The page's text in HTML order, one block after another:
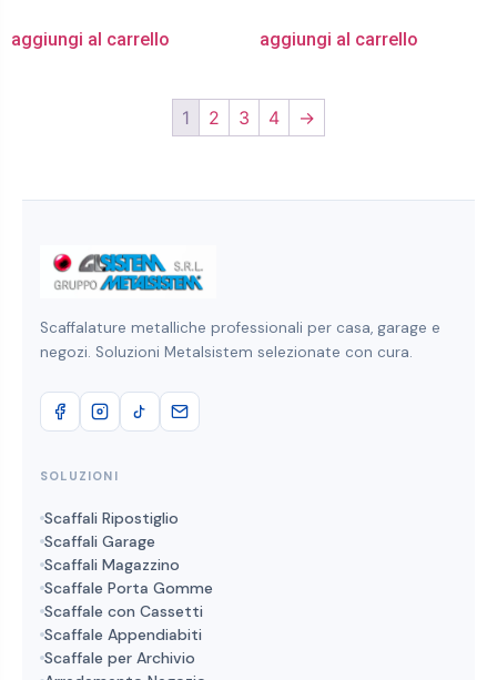
aggiungi al carrello aggiungi al carrello
1 2 3 4 →
Scaffalature metalliche professionali per casa, garage e
negozi. Soluzioni Metalsistem selezionate con cura.
SOLUZIONI
Scaffali Ripostiglio
Scaffali Garage
Scaffali Magazzino
Scaffale Porta Gomme
Scaffale con Cassetti
Scaffale Appendiabiti
Scaffale per Archivio